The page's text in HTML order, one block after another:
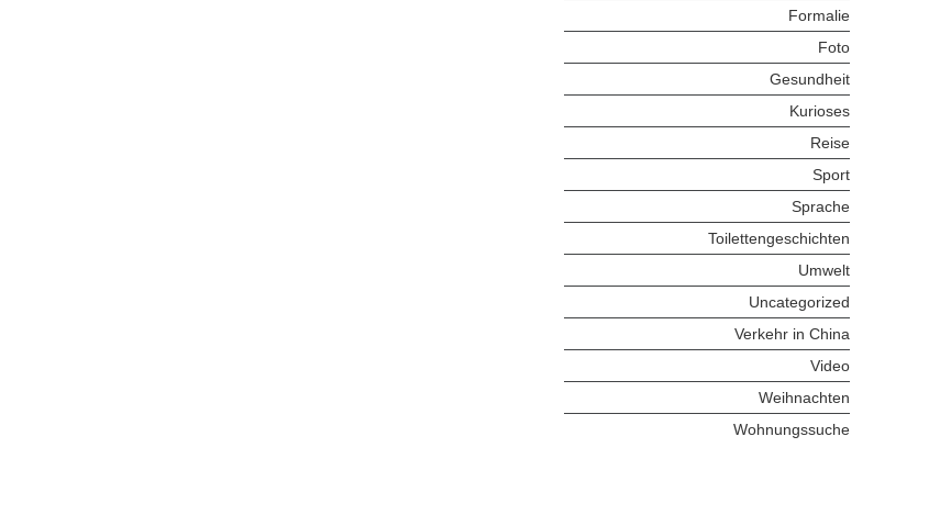
Formalie
Foto
Gesundheit
Kurioses
Reise
Sport
Sprache
Toilettengeschichten
Umwelt
Uncategorized
Verkehr in China
Video
Weihnachten
Wohnungssuche